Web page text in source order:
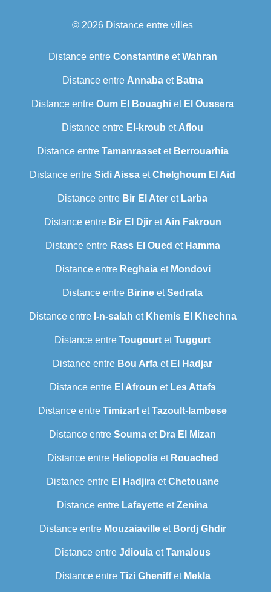
© 2026 Distance entre villes
Distance entre ConstantineetWahran
Distance entre Annabaet Batna
Distance entre Oum El Bouaghiet El Oussera
Distance entre El-kroub et Aflou
Distance entre Tamanrassetet Berrouarhia
Distance entre Sidi Aissa etChelghoum El Aid
Distance entre Bir El Ater et Larba
Distance entre Bir El Djiret Ain Fakroun
Distance entre Rass El Oued et Hamma
Distance entre Reghaiaet Mondovi
Distance entre Birine etSedrata
Distance entre I-n-salah et Khemis El Khechna
Distance entre Tougourt etTuggurt
Distance entre Bou Arfa et El Hadjar
Distance entre El Afroun et Les Attafs
Distance entre Timizart etTazoult-lambese
Distance entre Souma et Dra El Mizan
Distance entre Heliopoliset Rouached
Distance entre El HadjiraetChetouane
Distance entre Lafayette etZenina
Distance entre Mouzaiavilleet Bordj Ghdir
Distance entre Jdiouia etTamalous
Distance entre Tizi Gheniffet Mekla